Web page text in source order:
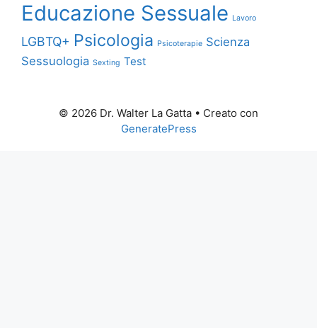
Educazione Sessuale Lavoro
LGBTQ+ Psicologia Psicoterapie Scienza
Sessuologia Sexting Test
© 2026 Dr. Walter La Gatta • Creato con
GeneratePress